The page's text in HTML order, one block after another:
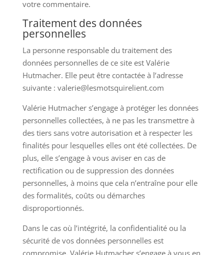
votre commentaire.
Traitement des données
personnelles
La personne responsable du traitement des
données personnelles de ce site est Valérie
Hutmacher. Elle peut être contactée à l’adresse
suivante : valerie@lesmotsquirelient.com
Valérie Hutmacher s’engage à protéger les données
personnelles collectées, à ne pas les transmettre à
des tiers sans votre autorisation et à respecter les
finalités pour lesquelles elles ont été collectées. De
plus, elle s’engage à vous aviser en cas de
rectification ou de suppression des données
personnelles, à moins que cela n’entraîne pour elle
des formalités, coûts ou démarches
disproportionnés.
Dans le cas où l’intégrité, la confidentialité ou la
sécurité de vos données personnelles est
compromise, Valérie Hutmacher s’engage à vous en